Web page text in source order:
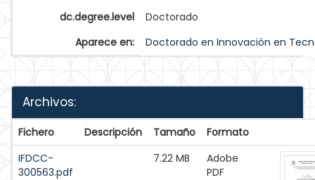
dc.degree.level
Doctorado
Aparece en:
Doctorado en Innovación en
Archivos:
Fichero Descripción Tamaño
Formato
IFDCC-
300563.pdf
7.22 MB
Adobe
PDF